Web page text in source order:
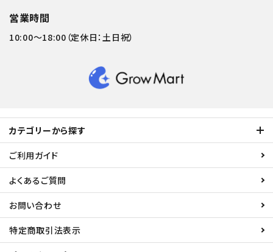
営業時間
10:00～18:00（定休日：土日祝）
カテゴリーから探す
ご利用ガイド
よくあるご質問
お問い合わせ
特定商取引法表示